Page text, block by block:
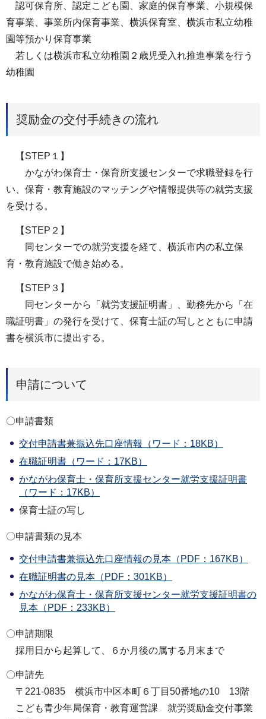
認可保育所、認定こども園、家庭的保育事業、小規模保
育事業、事業所内保育事業、横浜保育室、横浜市私立幼稚
園等預かり保育事業
若しくは横浜市私立幼稚園２歳児受入れ推進事業を行う
幼稚園
奨励金の交付手続きの流れ
【STEP１】
かながわ保育士・保育所支援センターで求職登録を行
い、保育・教育施設のマッチングや情報提供等の就労支援
を受ける。
【STEP２】
同センターでの就労支援を経て、横浜市内の私立保
育・教育施設で働き始める。
【STEP３】
同センターから「就労支援証明書」、勤務先から「在
職証明書」の発行を受けて、保育士証の写しとともに申請
書を横浜市に提出する。
申請について
〇申請書類
交付申請書兼振込先口座情報（ワード：18KB）
在職証明書（ワード：17KB）
かながわ保育士・保育所支援センター就労支援証明書
（ワード：17KB）
保育士証の写し
〇申請書類の見本
交付申請書兼振込先口座情報の見本（PDF：167KB）
在職証明書の見本（PDF：301KB）
かながわ保育士・保育所支援センター就労支援証明書の
見本（PDF：233KB）
〇申請期限
採用日から起算して、６か月後の属する月末まで
〇申請先
〒221-0835 横浜市中区本町６丁目50番地の10 13階
こども青少年局保育・教育運営課 就労奨励金交付事業